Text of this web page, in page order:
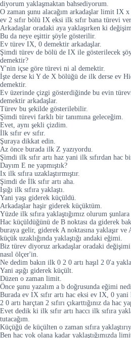
diyorum yaklaşmaktan bahsediyorum.
O zaman şunu alacağım arkadaşlar limit IX
ev 2 sıfır bölü IX eksi ilk sıfır bana türevi
Arkadaşlar oradaki aya yaklaşırken ki
Bu da neye eşittir şöyle gösterilir.
Ev türev IX, 0 demektir arkadaşlar.
Şimdi türev de bölü de IX ile gösterilecek
demektir?
Y'nin içse göre türevi ni al demektir.
İşte derse ki Y de X bölüğü de ilk derse ev
demektir.
Ev üzerinde çizgi gösterdiğinde bu evin
demektir arkadaşlar.
Türev bu şekilde gösterilebilir.
Şimdi türevi farklı bir tanımına geleceğim.
Evet, aynı şekli çizdim.
İlk sıfır ev sıfır.
Şuraya dikkat edin.
Az önce burada ilk Z yazıyordu.
Şimdi ilk sıfır artı haz yani ilk sıfırdan hac
Dayım E ne yapmıştık?
Ix ilk sıfıra uzaklaştırmıştır.
Şimdi de İlk sıfır artı aha.
Işığı ilk sıfıra yaklaştı.
Yani yaşı giderek küçüldü.
Arkadaşlar haşir giderek küçüktüm.
Yüzde ilk sıfıra yaklaştığımız olurum
Hac küçüldüğünü de B noktası da giderek
buraya gelir, giderek A noktasına yaklaşır ve
küçük uzaklığında yaklaştığı andaki eğimi.
Biz türev diyoruz arkadaşlar oradaki
nasıl ölçer'in.
Ne dedim bakın ilk 0 2 0 artı haşıl 2 0'a
Yani aşığı giderek küçült.
Düzen o zaman limit.
Önce şunu yazalım a b doğrusunda eğimi
Burada ev IX sıfır artı hac eksi ev IX, 0 yani
2 0 artı harçtan 2 sıfırı çıkarttığınız da hac
Evet dedik ki ilk sıfır artı haccı ilk sıfıra
tutacağım.
Küçüğü de küçülten o zaman sıfıra
Ben hac yok olana kadar yaklaştığımızda